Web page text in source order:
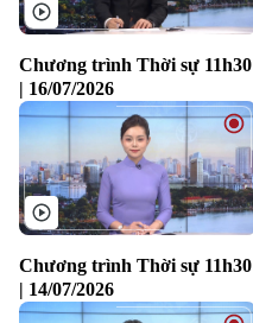
Quần vợt
Golf
Tin tức
Sao
Điện ảnh
Thời trang
Đã phát sóng
Chương trình Thời sự 11h30
| 16/07/2026
Chương trình Thời sự 11h30
| 14/07/2026